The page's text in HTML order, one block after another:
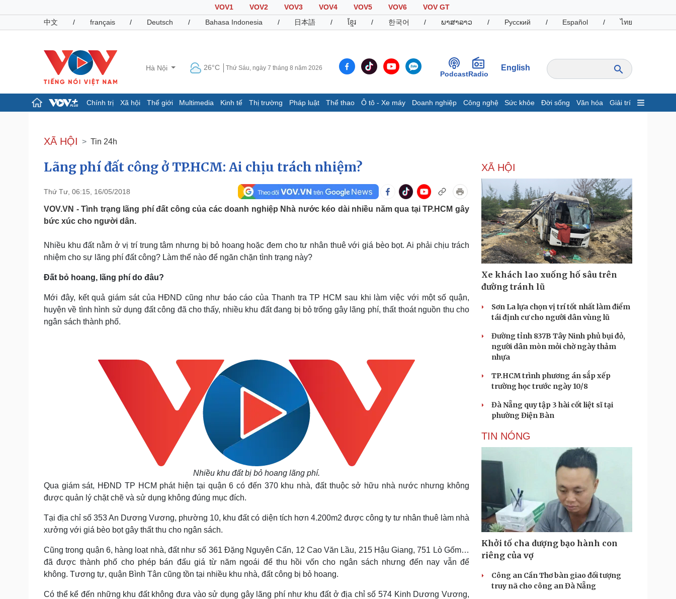
VOV1 VOV2 VOV3 VOV4 VOV5 VOV6
VOV GT
中文
/ français / Deutsch / Bahasa Indonesia / 日本語 / ខ្មែរ / 한국어 / ພາສາລາວ / Русский / Español / ไทย
Hà Nội 26°C Thứ Sáu, ngày 7 tháng 8 năm 2026
PodcastRadio
English
Chính trị Xã hội Thế giới Multimedia Kinh tế Thị trường Pháp luật Thể thao Ô tô - Xe máy Doanh nghiệp Công nghệ Sức khỏe Đời sống Văn hóa Giải trí
Đảng
Tổ chức nhân sự
Nhận diện sự thật
Dấu ấn VOV
Infographic
Giá cà phê
Pháp luật
Vụ án
Tư vấn luật
Quân sự - Quốc phòng
Phân tích
Thể thao
Thế giới thể thao
eSports
Hậu trường
Ô tô - Xe máy
Tư vấn
Doanh nghiệp
Thông tin doanh nghiệp
Doanh nghiệp 24h
Doanh nhân
Vì cộng đồng
Công nghệ
Sành điệu
Tin Công nghệ
Trải nghiệm
Chuyển đổi số
Sức khỏe
Dinh dưỡng - món ngon
Cây thuốc
Sản phụ khoa
Nhi khoa
Ăn sạch sống khỏe
Đời sống
Nhà đẹp
Tình yêu - Gia đình
Sân khấu - Điện ảnh
Âm nhạc
Nghệ sĩ
Sao Việt
Tư vấn
Săn Tour
check-in
Podcast
Đọc truyện đêm khuya
Cửa sổ tình yêu
Hạt giống tâm hồn
XÃ HỘI Tin 24h
Lãng phí đất công ở TP.HCM: Ai chịu trách nhiệm?
Thứ Tư, 06:15, 16/05/2018
VOV.VN - Tình trạng lãng phí đất công của các doanh nghiệp Nhà nước kéo dài nhiều năm qua tại TP.HCM gây
bức xúc cho người dân.
Nhiều khu đất nằm ở vị trí trung tâm nhưng bị bỏ hoang hoặc đem cho tư nhân thuê với giá bèo bọt. Ai phải chịu trách
nhiệm cho sự lãng phí đất công? Làm thế nào để ngăn chặn tình trạng này?
Đất bỏ hoang, lãng phí do đâu?
Mới đây, kết quả giám sát của HĐND cũng như báo cáo của Thanh tra TP HCM sau khi làm việc với một số quận,
huyện về tình hình sử dụng đất công đã cho thấy, nhiều khu đất đang bị bỏ trống gây lãng phí, thất thoát nguồn thu cho
ngân sách thành phố.
Nhiều khu đất bị bỏ hoang lãng phí.
Qua giám sát, HĐND TP HCM phát hiện tại quận 6 có đến 370 khu nhà, đất thuộc sở hữu nhà nước nhưng không
được quản lý chặt chẽ và sử dụng không đúng mục đích.
Tại địa chỉ số 353 An Dương Vương, phường 10, khu đất có diện tích hơn 4.200m2 được công ty tư nhân thuê làm nhà
xưởng với giá bèo bọt gây thất thu cho ngân sách.
Cũng trong quận 6, hàng loạt nhà, đất như số 361 Đặng Nguyên Cẩn, 12 Cao Văn Lầu, 215 Hậu Giang, 751 Lò Gốm…
đã được thành phố cho phép bán đấu giá từ năm ngoái để thu hồi vốn cho ngân sách nhưng đến nay vẫn để
không. Tương tự, quận Bình Tân cũng tồn tại nhiều khu nhà, đất công bị bỏ hoang.
Có thể kể đến những khu đất không đưa vào sử dụng gây lãng phí như khu đất ở địa chỉ số 574 Kinh Dương Vương,
XÃ HỘI
Xe khách lao xuống hố sâu trên
đường tránh lũ
Sơn La lựa chọn vị trí tốt nhất làm điểm
tái định cư cho người dân vùng lũ
Đường tỉnh 837B Tây Ninh phủ bụi đỏ,
người dân mòn mỏi chờ ngày thảm
nhựa
TP.HCM trình phương án sắp xếp
trường học trước ngày 10/8
Đà Nẵng quy tập 3 hài cốt liệt sĩ tại
phường Điện Bàn
TIN NÓNG
Khởi tố cha dượng bạo hành con
riêng của vợ
Công an Cần Thơ bàn giao đối tượng
truy nã cho công an Đà Nẵng